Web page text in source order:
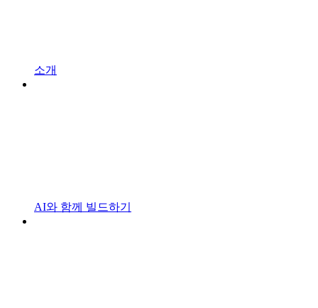
소개
AI와 함께 빌드하기